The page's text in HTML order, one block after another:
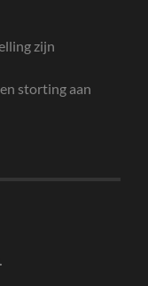
zijn
storting aan